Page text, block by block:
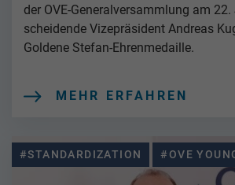
der OVE-Generalversammlung am
scheidende Vizepräsident Andreas
Goldene Stefan-Ehrenmedaille.
MEHR ERFAHREN
#STANDARDIZATION #OVE